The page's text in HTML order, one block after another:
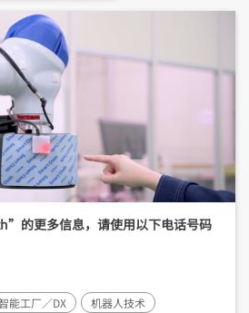
的更多信息，请使用以下电话号码
能工厂／DX
机器人技术